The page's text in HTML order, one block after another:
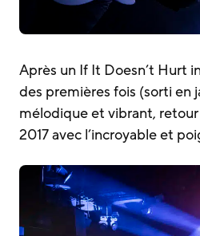
Après un If It Doesn’t Hurt
des premières fois (sorti en
mélodique et vibrant, retour
2017 avec l’incroyable et